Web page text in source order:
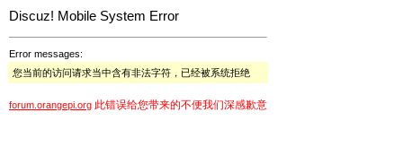
Discuz! Mobile System Error
Error messages:
您当前的访问请求当中含有非法字符，已经被系统拒绝
forum.orangepi.org 此错误给您带来的不便我们深感歉意